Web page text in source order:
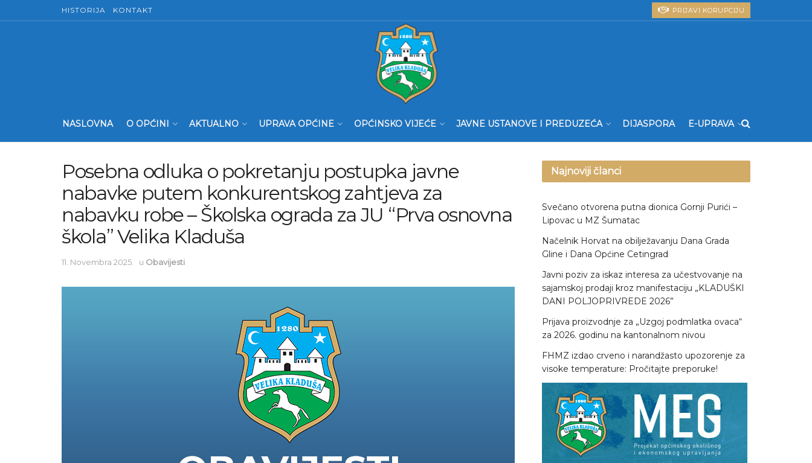
HISTORIJA KONTAKT PRIJAVI KORUPCIJU
NASLOVNA O OPĆINI AKTUALNO UPRAVA OPĆINE OPĆINSKO VIJEĆE JAVNE USTANOVE I PREDUZEĆA DIJASPORA E-UPRAVA
Posebna odluka o pokretanju postupka javne
nabavke putem konkurentskog zahtjeva za
nabavku robe – Školska ograda za JU “Prva osnovna
škola” Velika Kladuša
11. Novembra 2025. u Obavijesti
Najnoviji članci
Svečano otvorena putna dionica Gornji Purići –
Lipovac u MZ Šumatac
Načelnik Horvat na obilježavanju Dana Grada
Gline i Dana Općine Cetingrad
Javni poziv za iskaz interesa za učestvovanje na
sajamskoj prodaji kroz manifestaciju „KLADUŠKI
DANI POLJOPRIVREDE 2026”
Prijava proizvodnje za „Uzgoj podmlatka ovaca“
za 2026. godinu na kantonalnom nivou
FHMZ izdao crveno i narandžasto upozorenje za
visoke temperature: Pročitajte preporuke!